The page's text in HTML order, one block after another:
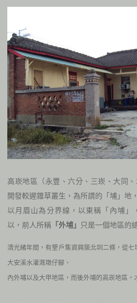
高崁地區（永豐、六分、三崁、大同、
開發較遲雜草叢生，為所謂的「埔」地，
以月眉山為分界線，以東稱「內埔」
以，前人所稱 「外埔」 只是一個地區的
清光緒年間，有墾戶集資興築北圳二條，從七
大安溪水灌溉墩仔腳、
內外埔以及大甲地區，而後外埔的高崁地區，